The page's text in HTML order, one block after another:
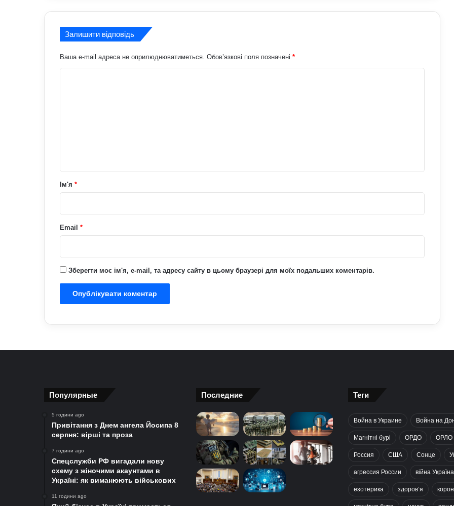
Залишити відповідь
Ваша e-mail адреса не оприлюднюватиметься. Обов’язкові поля позначені *
рІм'я *
Email *
Зберегти моє ім'я, e-mail, та адресу сайту в цьому браузері для моїх подальших коментарів.
Популярные
5 години ago
Привітання з Днем ангела Йосипа 8
серпня: вірші та проза
7 години ago
Спецслужби РФ вигадали нову
схему з жіночими акаунтами в
Україні: як виманюють військових
11 години ago
Последние Теги
Война в Украине Война на
Магнітні бурі ОРДО ОРЛО
Россия США Сонце
агрессия России війна Україна
езотерика здоров’я